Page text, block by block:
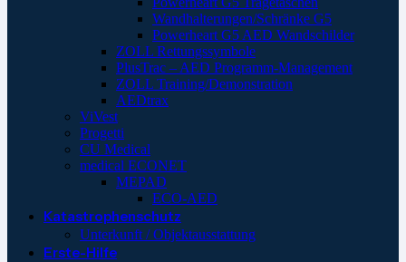
Wandhalterungen/Schränke G5
Powerheart G5 AED Wandschilder
ZOLL Rettungssymbole
PlusTrac – AED Programm-Management
ZOLL Training/Demonstration
AEDtrax
ViVest
Progetti
CU Medical
medical ECONET
MEPAD
ECO-AED
Katastrophenschutz
Unterkunft / Objektausstattung
Erste-Hilfe